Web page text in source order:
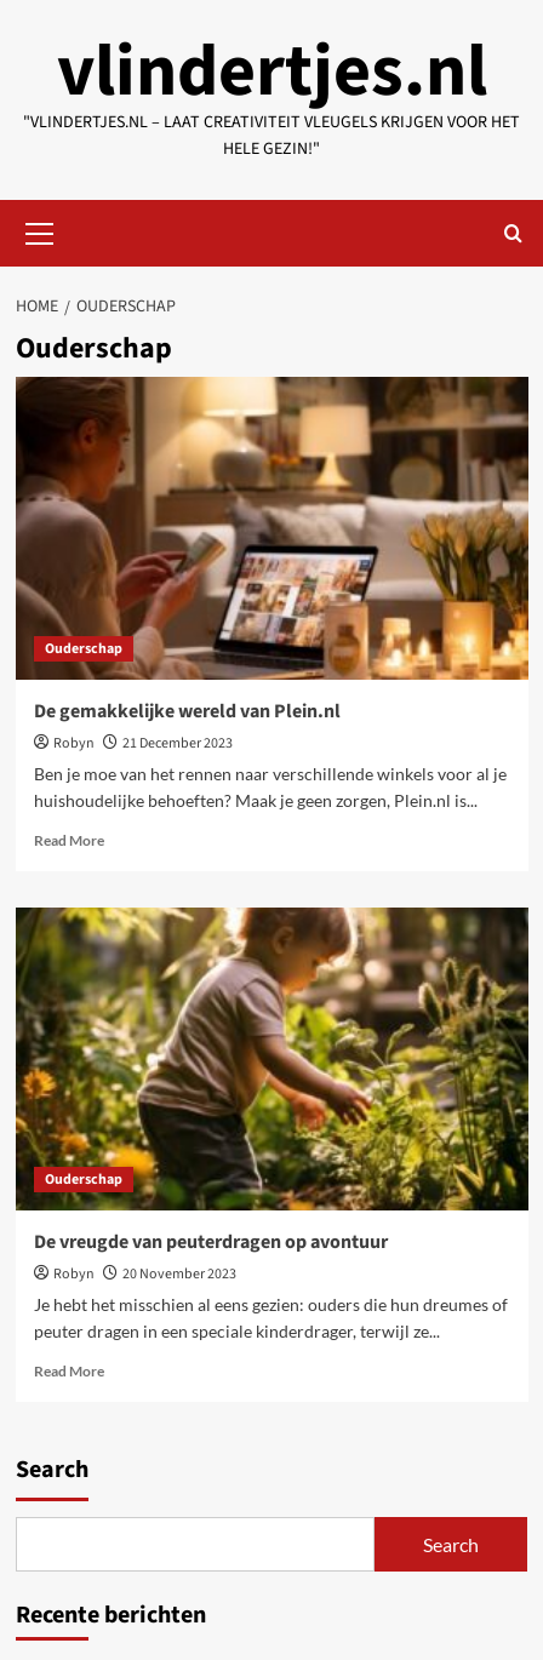
contentvlindertjes.nl
"VLINDERTJES.NL – LAAT CREATIVITEIT VLEUGELS KRIJGEN VOOR HET
HELE GEZIN!"
Menu
HOME OUDERSCHAP
Ouderschap
Ouderschap
De gemakkelijke wereld van Plein.nl
Robyn
21 December 2023
Ben je moe van het rennen naar verschillende winkels voor al je
huishoudelijke behoeften? Maak je geen zorgen, Plein.nl is...
Read MoreRead
De
gemakkelijke
wereld
van
Plein.nl
Ouderschap
De vreugde van peuterdragen op avontuur
Robyn
20 November 2023
Je hebt het misschien al eens gezien: ouders die hun dreumes of
peuter dragen in een speciale kinderdrager, terwijl ze...
Read MoreRead
Search
Search
Recente berichten